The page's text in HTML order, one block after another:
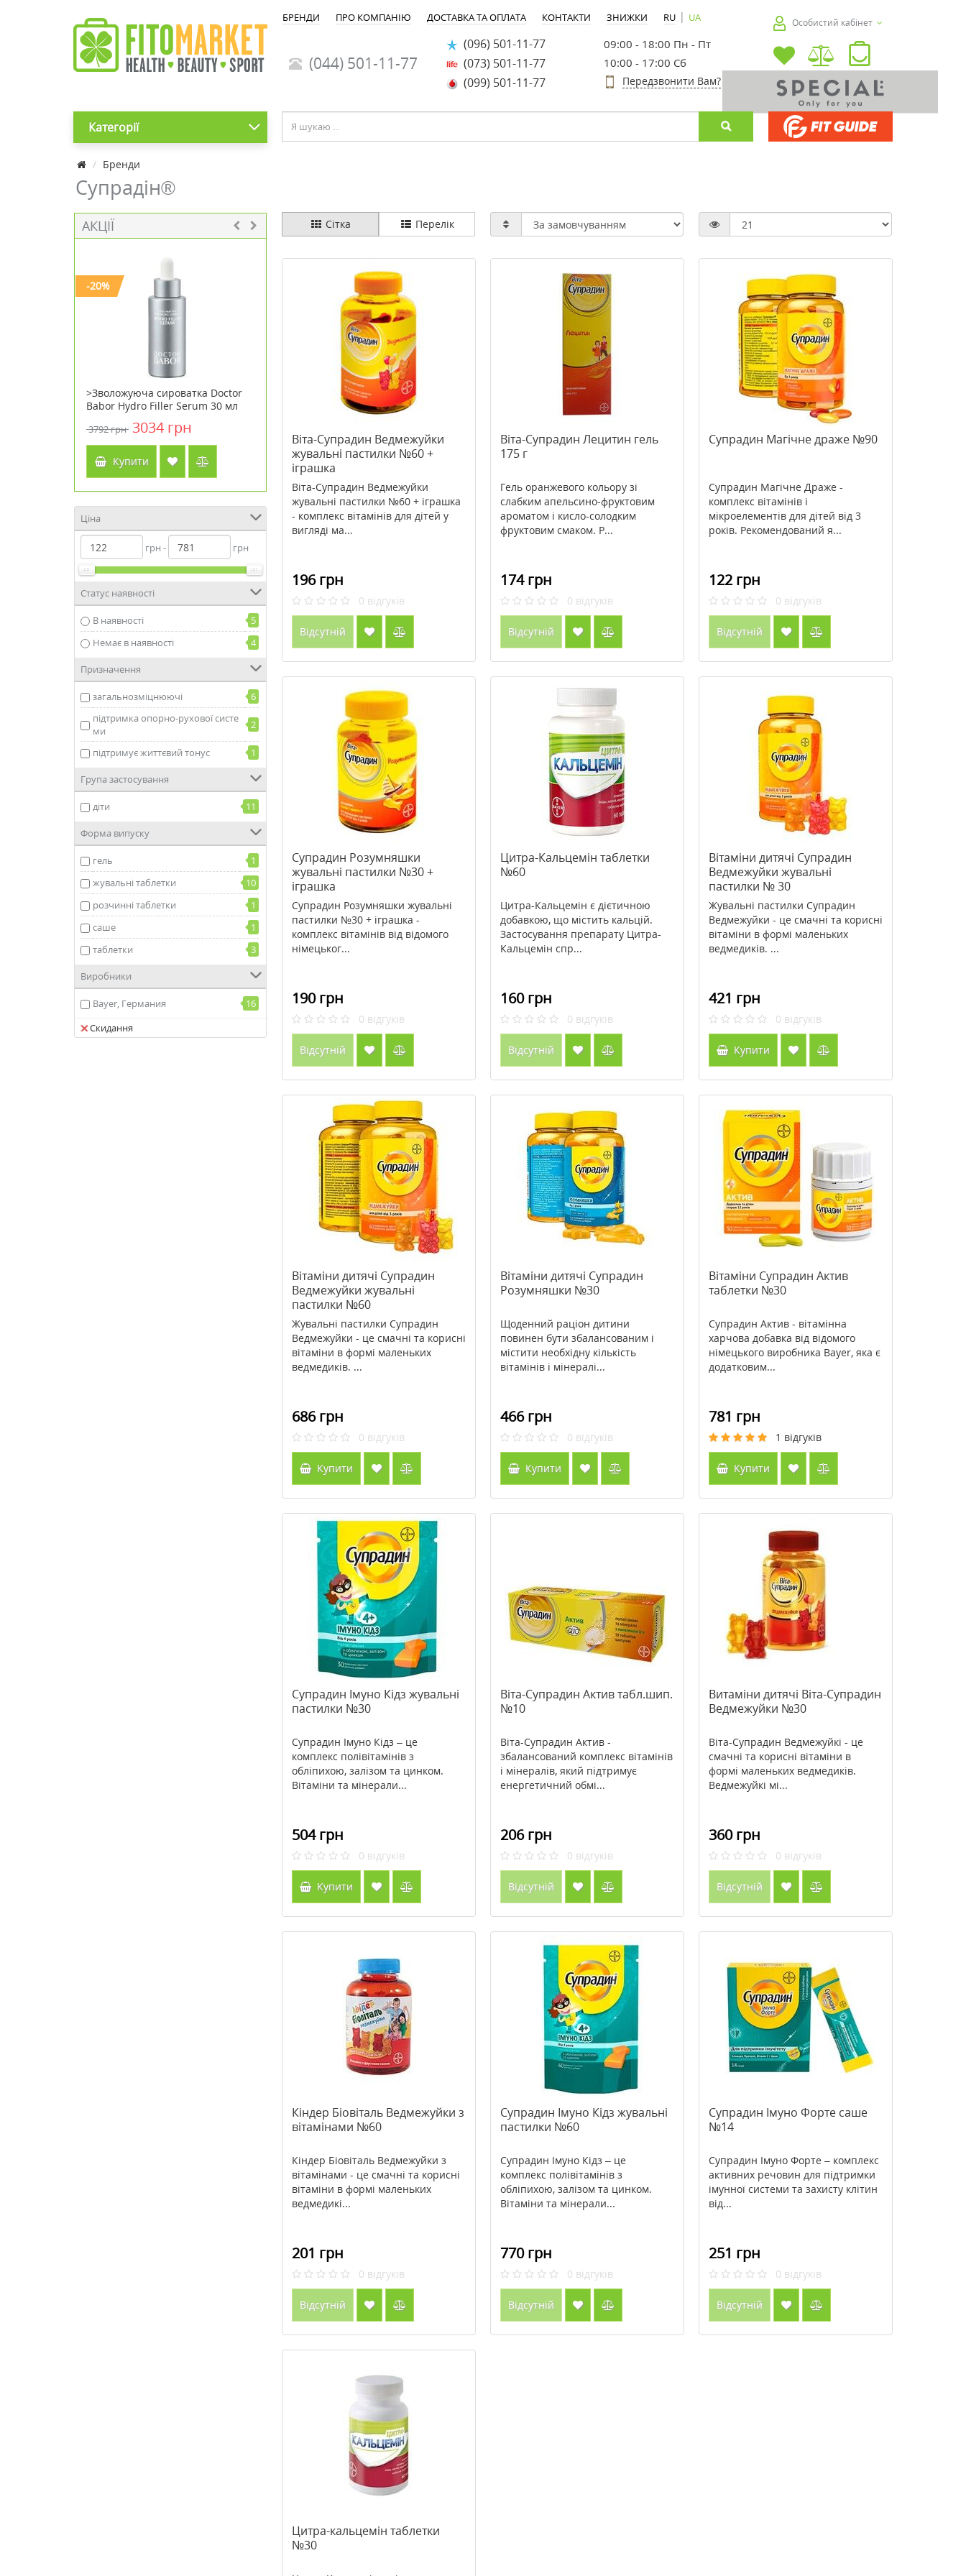
БРЕНДИ ПРО КОМПАНІЮ ДОСТАВКА ТА ОПЛАТА КОНТАКТИ ЗНИЖКИ RU | UA
(044) 501-11-77
(096) 501-11-77
(073) 501-11-77
(099) 501-11-77
09:00 - 18:00 Пн - Пт
10:00 - 17:00 Сб
Передзвонити Вам?
Особистий кабінет
Категорії
Бренди
Супрадін®
АКЦІЇ
-20%
>Зволожуюча сироватка Doctor
Babor Hydro Filler Serum 30 мл
3792 грн 3034 грн
Купити
>Антивікова нічна маска для
обличчя Babor HSR Lifting
Overnight Mask 50 мл
Купити
>Cholarest (Холарест) Metagenics
Купити
>DLPA (DL-фенілаланін) 1000 мг
60 капсул ТМ Кантрі Лайф /
Berry Flavor On-The-Go
жувальних таблеток ТМ
Лайф / Country Life
Ціна
грн - грн
Статус наявності
В наявності
5
Немає в наявності
4
Призначення
загальнозміцнюючі
6
підтримка опорно-рухової систе
ми
2
підтримує життєвий тонус 1
Група застосування
діти 11
Форма випуску
гель
1
жувальні таблетки
10
розчинні таблетки
1
саше
1
таблетки
3
Виробники
Bayer, Германия
16
Скидання
Сітка Перелік
Віта-Супрадин Ведмежуйки
жувальні пастилки №60 +
іграшка
Віта-Супрадин Ведмежуйки
жувальні пастилки №60 + іграшка
- комплекс вітамінів для дітей у
вигляді ма...
196 грн
0 відгуків
Відсутній
Віта-Супрадин Лецитин гель
175 г
Гель оранжевого кольору зі
слабким апельсино-фруктовим
ароматом і кисло-солодким
фруктовим смаком. Р...
174 грн
0 відгуків
Відсутній
Супрадин Магічне драже №90
Супрадин Магічне Драже -
комплекс вітамінів і
мікроелементів для дітей від 3
років. Рекомендований я...
122 грн
0 відгуків
Відсутній
Супрадин Розумняшки
жувальні пастилки №30 +
іграшка
Супрадин Розумняшки жувальні
пастилки №30 + іграшка -
комплекс вітамінів від відомого
німецьког...
190 грн
0 відгуків
Відсутній
Цитра-Кальцемін таблетки
№60
Цитра-Кальцемін є дієтичною
добавкою, що містить кальцій.
Застосування препарату Цитра-
Кальцемін спр...
160 грн
0 відгуків
Відсутній
Вітаміни дитячі Супрадин
Ведмежуйки жувальні
пастилки № 30
Жувальні пастилки Супрадин
Ведмежуйки - це смачні та корисні
вітаміни в формі маленьких
ведмедиків. ...
421 грн
0 відгуків
Купити
Вітаміни дитячі Супрадин
Ведмежуйки жувальні
пастилки №60
Жувальні пастилки Супрадин
Ведмежуйки - це смачні та корисні
вітаміни в формі маленьких
ведмедиків. ...
686 грн
0 відгуків
Купити
Вітаміни дитячі Супрадин
Розумняшки №30
Щоденний раціон дитини
повинен бути збалансованим і
містити необхідну кількість
вітамінів і мінералі...
466 грн
0 відгуків
Купити
Вітаміни Супрадин Актив
таблетки №30
Супрадин Актив - вітамінна
харчова добавка від відомого
німецького виробника Bayer, яка є
додатковим...
781 грн
1 відгуків
Купити
Супрадин Імуно Кідз жувальні
пастилки №30
Супрадин Імуно Кідз – це
комплекс полівітамінів з
обліпихою, залізом та цинком.
Вітаміни та мінерали...
504 грн
0 відгуків
Купити
Віта-Супрадин Актив табл.шип.
№10
Віта-Супрадин Актив -
збалансований комплекс вітамінів
і мінералів, який підтримує
енергетичний обмі...
206 грн
0 відгуків
Відсутній
Витаміни дитячі Віта-Супрадин
Ведмежуйки №30
Віта-Супрадин Ведмежуйкі - це
смачні та корисні вітаміни в
формі маленьких ведмедиків.
Ведмежуйкі мі...
360 грн
0 відгуків
Відсутній
Кіндер Біовіталь Ведмежуйки з
вітамінами №60
Кіндер Біовіталь Ведмежуйки з
вітамінами - це смачні та корисні
вітаміни в формі маленьких
ведмедикі...
201 грн
0 відгуків
Відсутній
Супрадин Імуно Кідз жувальні
пастилки №60
Супрадин Імуно Кідз – це
комплекс полівітамінів з
обліпихою, залізом та цинком.
Вітаміни та мінерали...
770 грн
0 відгуків
Відсутній
Супрадин Імуно Форте саше
№14
Супрадин Імуно Форте – комплекс
активних речовин для підтримки
імунної системи та захисту клітин
від...
251 грн
0 відгуків
Відсутній
Цитра-кальцемін таблетки
№30